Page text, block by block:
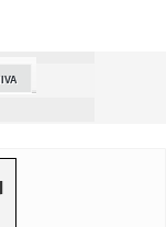
raketama u luci
u Francuskoj